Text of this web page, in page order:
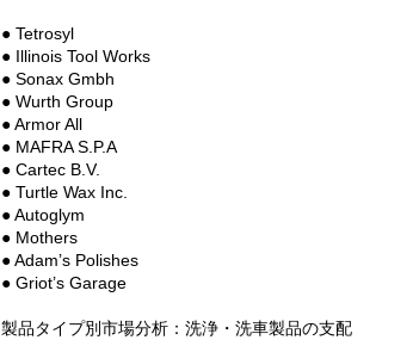
● Tetrosyl
● Illinois Tool Works
● Sonax Gmbh
● Wurth Group
● Armor All
● MAFRA S.P.A
● Cartec B.V.
● Turtle Wax Inc.
● Autoglym
● Mothers
● Adam’s Polishes
● Griot’s Garage
製品タイプ別市場分析：洗浄・洗車製品の支配